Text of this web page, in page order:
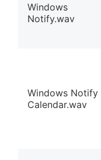
Windows
Notify.wav
Windows Notify
Calendar.wav